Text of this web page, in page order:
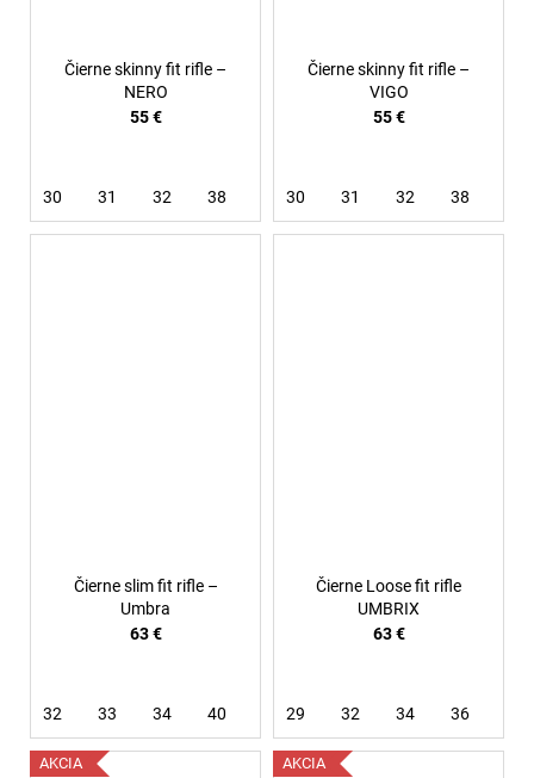
Čierne skinny fit rifle –
NERO
55 €
30 31 32 38
Čierne skinny fit rifle –
VIGO
55 €
30 31 32 38
Čierne slim fit rifle –
Umbra
63 €
32 33 34 40
Čierne Loose fit rifle
UMBRIX
63 €
29 32 34 36
AKCIA AKCIA